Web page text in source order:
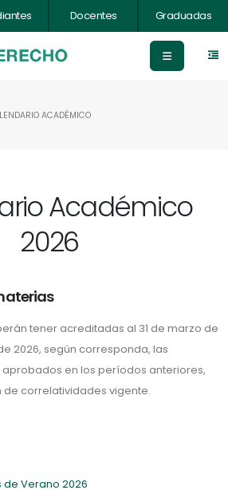
Docentes Graduadas
ACADÉMICO
Académico
2026
tener acreditadas al 31 de marzo de
2026, según corresponda, las
en los períodos anteriores,
correlatividades vigente.
de Verano 2026